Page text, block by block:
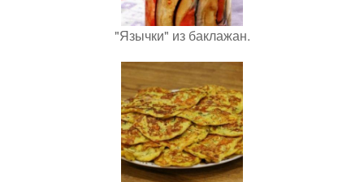
"Язычки" из баклажан.